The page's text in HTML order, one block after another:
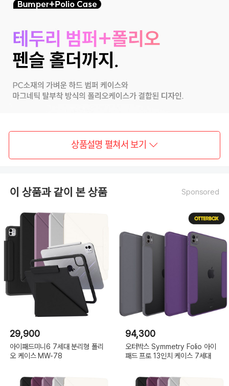
상품설명 펼쳐서 보기
이 상품과 같이 본 상품 Sponsored
29,900
아이패드미니6 7세대 분리형 폴리
오 케이스 MW-78
94,300
오터박스 Symmetry Folio 아이
패드 프로 13인치 케이스 7세대